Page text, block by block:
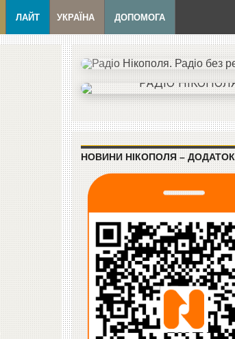
ЛАЙТ УКРАЇНА ДОПОМОГА
НОВИНИ НІКОПОЛЯ – ДОДАТОК